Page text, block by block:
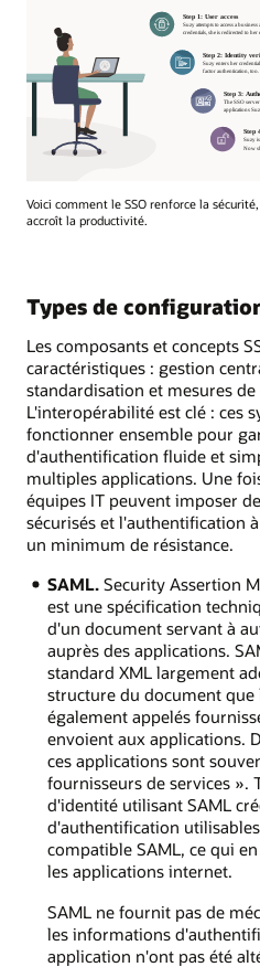
Voici comment le SSO renforce la
accroît la productivité.
Types de
Les composants et concepts
caractéristiques : gestion
standardisation et mesures
L'interopérabilité est clé : ces
fonctionner ensemble pour
d'authentification fluide et
multiples applications. Une
équipes IT peuvent imposer
sécurisés et l'authentification
un minimum de résistance.
SAML.Security Assertion
est une spécification
d'un document servant à
auprès des applications.
standard XML largement
structure du document que
également appelés
envoient aux applications.
ces applications sont
fournisseurs de services ».
d'identité utilisant SAML
d'authentification
compatible SAML, ce qui
les applications internet.
SAML ne fournit pas de
les informations
application n'ont pas été